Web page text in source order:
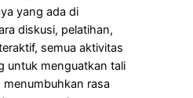
yang ada di
diskusi, pelatihan,
semua aktivitas
untuk menguatkan tali
rasa